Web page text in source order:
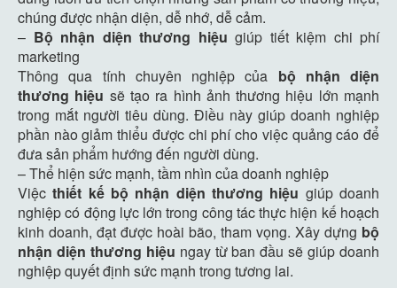
chúng được nhận diện, dễ nhớ, dễ cảm.
– Bộ nhận diện thương hiệu giúp tiết kiệm chi phí
marketing
Thông qua tính chuyên nghiệp của bộ nhận diện
thương hiệu sẽ tạo ra hình ảnh thương hiệu lớn mạnh
trong mắt người tiêu dùng. Điều này giúp doanh nghiệp
phần nào giảm thiểu được chi phí cho việc quảng cáo để
đưa sản phẩm hướng đến người dùng.
– Thể hiện sức mạnh, tầm nhìn của doanh nghiệp
Việcthiết kế bộ nhận diện thương hiệu giúp doanh
nghiệp có động lực lớn trong công tác thực hiện kế hoạch
kinh doanh, đạt được hoài bão, tham vọng. Xây dựng bộ
nhận diện thương hiệu ngay từ ban đầu sẽ giúp doanh
nghiệp quyết định sức mạnh trong tương lai.